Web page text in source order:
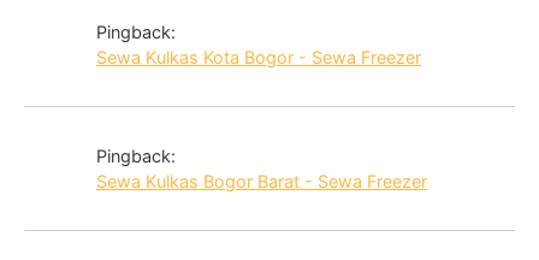
Pingback:
Sewa Kulkas Kota Bogor - Sewa Freezer
Pingback:
Sewa Kulkas Bogor Barat - Sewa Freezer